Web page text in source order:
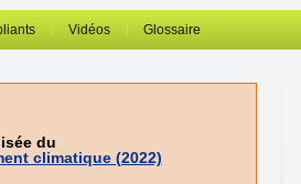
Vidéos Glossaire
du
climatique (2022)